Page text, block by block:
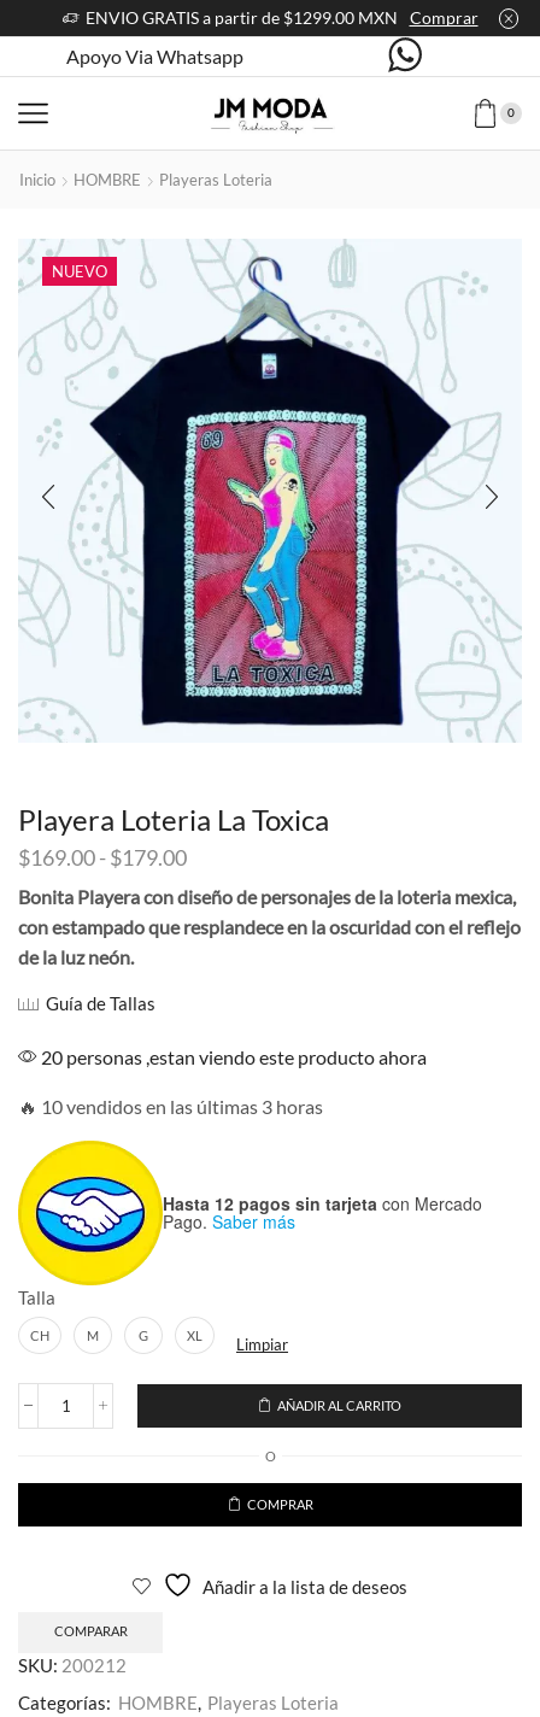
ENVIO GRATIS a partir de $1299.00 MXN Comprar
Apoyo Via Whatsapp
0
Inicio HOMBRE Playeras Loteria
NUEVO
Playera Loteria La Toxica
$169.00-$179.00Rango
precios:
desde
Bonita Playera con diseño de personajes de la loteria mexica,
con estampado que resplandece en la oscuridad con el reflejo
de la luz neón.
Guía de Tallas
20 personas ,estan viendo este producto ahora
🔥 10 vendidos en las últimas 3 horas
Hasta 12 pagos sin tarjeta con Mercado
Pago. Saber más
Talla
CH M G XL Limpiar
Playera
Toxica
AÑADIR AL CARRITO
O
COMPRAR
Añadir a la lista de deseos
COMPARAR
SKU: 200212
Categorías: HOMBRE, Playeras Loteria